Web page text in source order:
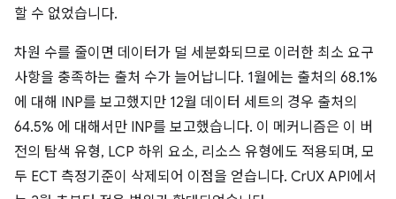
할 수 없었습니다.
차원 수를 줄이면 데이터가 덜 세분화되므로 이러한 최소 요구
사항을 충족하는 출처 수가 늘어납니다. 1월에는 출처의 68.1%
에 대해 INP를 보고했지만 12월 데이터 세트의 경우 출처의
64.5% 에 대해서만 INP를 보고했습니다. 이 메커니즘은 이 버
전의 탐색 유형, LCP 하위 요소, 리소스 유형에도 적용되며, 모
두 ECT 측정기준이 삭제되어 이점을 얻습니다. CrUX API에서